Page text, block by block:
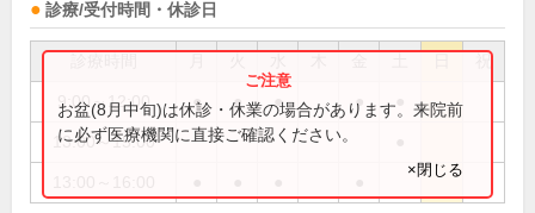
診療/受付時間・休診日
祝
9:00～12:00 ● ● ● ●
13:00～15:00
お盆(8月中旬)は休診・休業の場合があります。来院前
に必ず医療機関に直接ご確認ください。
×閉じる